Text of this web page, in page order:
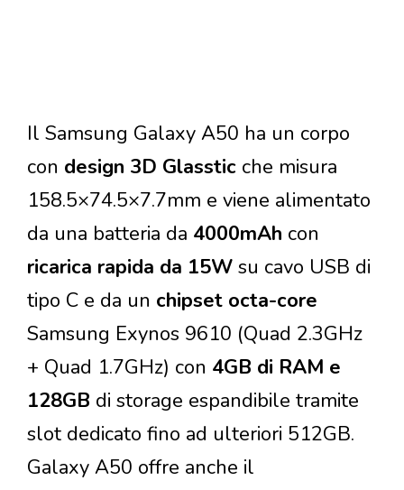
Il Samsung Galaxy A50 ha un corpo
con design 3D Glasstic che misura
158.5×74.5×7.7mm e viene alimentato
da una batteria da 4000mAh con
ricarica rapida da 15W su cavo USB di
tipo C e da un chipset octa-core
Samsung Exynos 9610 (Quad 2.3GHz
+ Quad 1.7GHz) con 4GB di RAM e
128GB di storage espandibile tramite
slot dedicato fino ad ulteriori 512GB.
Galaxy A50 offre anche il